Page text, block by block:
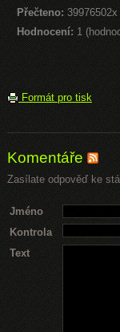
Přečteno: 39976502x
Hodnocení: 1
Formát pro tisk
Komentáře
Zasílate odpověď ke
Jméno
Kontrola
Text